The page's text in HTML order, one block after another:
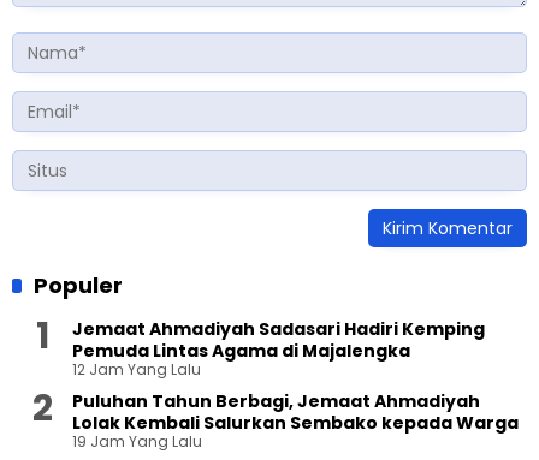
Populer
Jemaat Ahmadiyah Sadasari Hadiri Kemping
Pemuda Lintas Agama di Majalengka
12 Jam Yang Lalu
Puluhan Tahun Berbagi, Jemaat Ahmadiyah
Lolak Kembali Salurkan Sembako kepada Warga
19 Jam Yang Lalu